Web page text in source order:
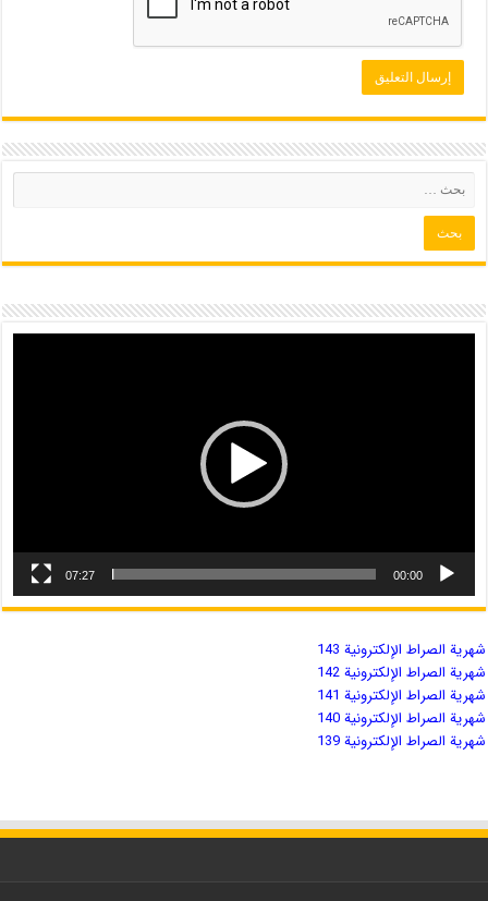
00:00
07:27
شهریة الصراط الإلكترونية 143
شهریة الصراط الإلكترونية 142
شهریة الصراط الإلكترونية 141
شهریة الصراط الإلكترونية 140
شهریة الصراط الإلكترونية 139